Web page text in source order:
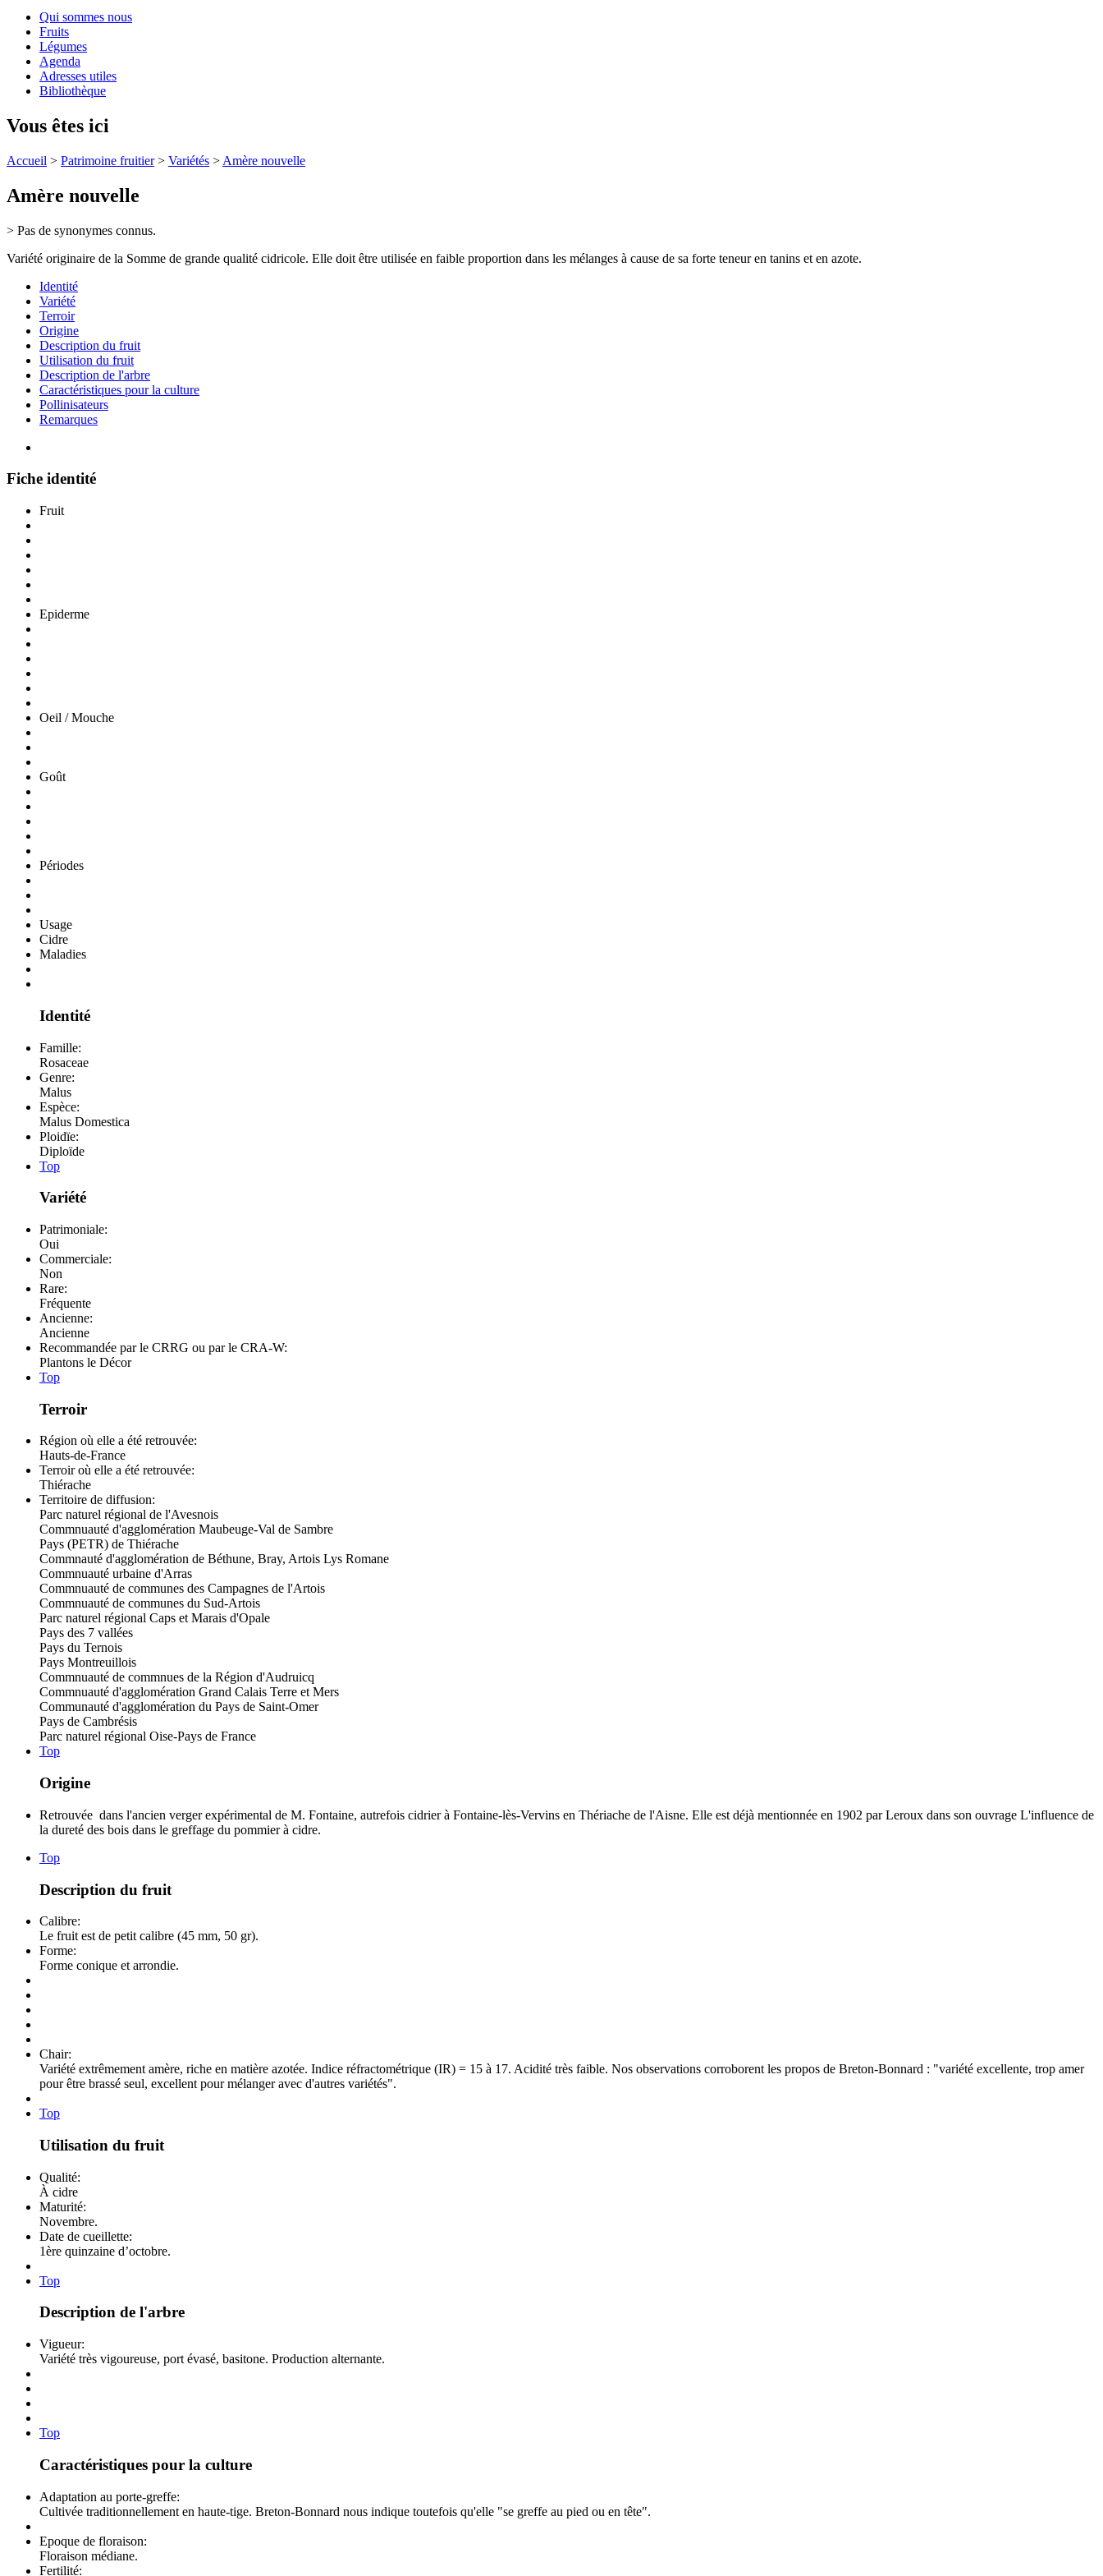
Qui sommes nous
Fruits
Légumes
Agenda
Adresses utiles
Bibliothèque
Vous êtes ici
Accueil > Patrimoine fruitier > Variétés > Amère nouvelle
Amère nouvelle
> Pas de synonymes connus.
Variété originaire de la Somme de grande qualité cidricole. Elle doit être utilisée en faible proportion dans les mélanges à cause de sa forte teneur en tanins et en azote.
Identité
Variété
Terroir
Origine
Description du fruit
Utilisation du fruit
Description de l'arbre
Caractéristiques pour la culture
Pollinisateurs
Remarques
Fiche identité
Fruit
Epiderme
Oeil / Mouche
Goût
Périodes
Usage
Cidre
Maladies
Identité
Famille:
Rosaceae
Genre:
Malus
Espèce:
Malus Domestica
Ploidïe:
Diploïde
Top
Variété
Patrimoniale:
Oui
Commerciale:
Non
Rare:
Fréquente
Ancienne:
Ancienne
Recommandée par le CRRG ou par le CRA-W:
Plantons le Décor
Top
Terroir
Région où elle a été retrouvée:
Hauts-de-France
Terroir où elle a été retrouvée:
Thiérache
Territoire de diffusion:
Parc naturel régional de l'Avesnois
Commnuauté d'agglomération Maubeuge-Val de Sambre
Pays (PETR) de Thiérache
Commnauté d'agglomération de Béthune, Bray, Artois Lys Romane
Commnuauté urbaine d'Arras
Commnuauté de communes des Campagnes de l'Artois
Commnuauté de communes du Sud-Artois
Parc naturel régional Caps et Marais d'Opale
Pays des 7 vallées
Pays du Ternois
Pays Montreuillois
Commnuauté de commnues de la Région d'Audruicq
Commnuauté d'agglomération Grand Calais Terre et Mers
Communauté d'agglomération du Pays de Saint-Omer
Pays de Cambrésis
Parc naturel régional Oise-Pays de France
Top
Origine
Retrouvée dans l'ancien verger expérimental de M. Fontaine, autrefois cidrier à Fontaine-lès-Vervins en Thériache de l'Aisne. Elle est déjà mentionnée en 1902 par Leroux dans son ouvrage L'influence de
la dureté des bois dans le greffage du pommier à cidre.
Top
Description du fruit
Calibre:
Le fruit est de petit calibre (45 mm, 50 gr).
Forme:
Forme conique et arrondie.
Chair:
Variété extrêmement amère, riche en matière azotée. Indice réfractométrique (IR) = 15 à 17. Acidité très faible. Nos observations corroborent les propos de Breton-Bonnard : "variété excellente, trop amer
pour être brassé seul, excellent pour mélanger avec d'autres variétés".
Top
Utilisation du fruit
Qualité:
À cidre
Maturité:
Novembre.
Date de cueillette:
1ère quinzaine d’octobre.
Top
Description de l'arbre
Vigueur:
Variété très vigoureuse, port évasé, basitone. Production alternante.
Top
Caractéristiques pour la culture
Adaptation au porte-greffe:
Cultivée traditionnellement en haute-tige. Breton-Bonnard nous indique toutefois qu'elle "se greffe au pied ou en tête".
Epoque de floraison:
Floraison médiane.
Fertilité: